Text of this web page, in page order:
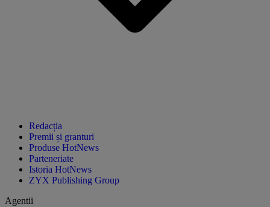
Redacția
Premii și granturi
Produse HotNews
Parteneriate
Istoria HotNews
ZYX Publishing Group
Agentii